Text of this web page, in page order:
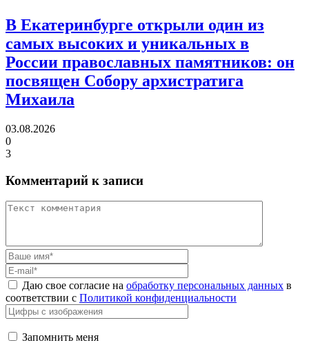
В Екатеринбурге открыли один из
самых высоких и уникальных в
России православных памятников: он
посвящен Собору архистратига
Михаила
03.08.2026
0
3
Комментарий к записи
Даю свое согласие на обработку персональных данных в
соответствии с Политикой конфиденциальности
Запомнить меня